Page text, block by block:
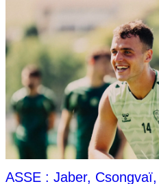
ASSE : Jaber,